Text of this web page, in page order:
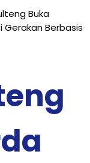
Buka
Gerakan Berbasis